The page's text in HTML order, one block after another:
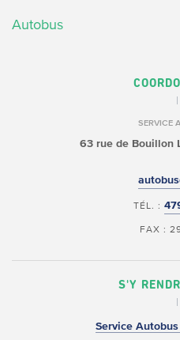
Autobus
SERVICE
63 rue de Bouillon
TÉL. :
FAX :
S'Y
Service